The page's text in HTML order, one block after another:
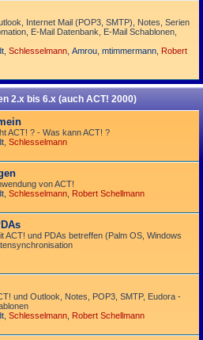
Internet Mail (POP3, SMTP), Notes, Serien
E-Mail Datenbank, E-Mail Schablonen,
Schlesselmann Amrou mtimmermann Robert
2.x bis 6.x (auch ACT! 2000)
ACT! ? - Was kann ACT! ?
Schlesselmann
von ACT!
Schlesselmann Robert Schellmann
ACT! und PDAs betreffen (Palm OS, Windows
und Outlook, Notes, POP3, SMTP, Eudora -
Schlesselmann Robert Schellmann